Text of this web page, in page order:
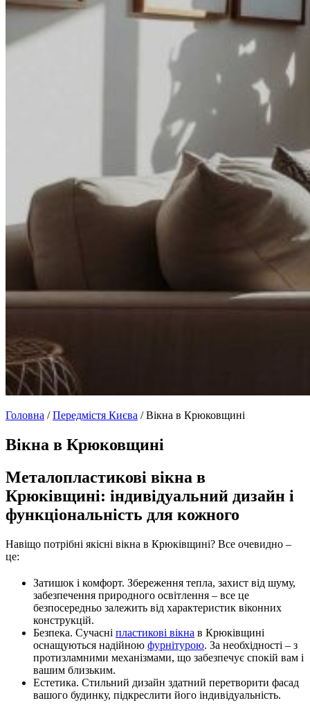
Головна /Передмістя Києва /Вікна в Крюковщині
Вікна в Крюковщині
Металопластикові вікна в
Крюківщині: індивідуальний дизайн і
функціональність для кожного
Навіщо потрібні якісні вікна в Крюківщині? Все очевидно –
це:
Затишок і комфорт. Збереження тепла, захист від шуму,
забезпечення природного освітлення – все це
безпосередньо залежить від характеристик віконних
конструкцій.
Безпека. Сучасні пластикові вікна в Крюківщині
оснащуються надійною фурнітурою. За необхідності – з
протизламними механізмами, що забезпечує спокій вам і
вашим близьким.
Естетика. Стильний дизайн здатний перетворити фасад
вашого будинку, підкреслити його індивідуальність.